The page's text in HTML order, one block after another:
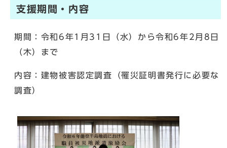
支援期間・内容
期間：令和6年1月31日（水）から令和6年2月8日
（木）まで
内容：建物被害認定調査（罹災証明書発行に必要な
調査）